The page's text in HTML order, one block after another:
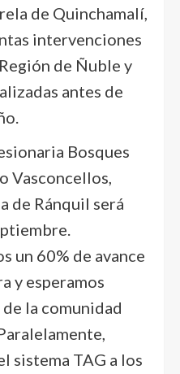
de Quinchamalí,
intervenciones
de Ñuble y
antes de
Bosques
Vasconcellos,
de Ránquil será
un 60% de avance
y esperamos
la comunidad
sistema TAG a los